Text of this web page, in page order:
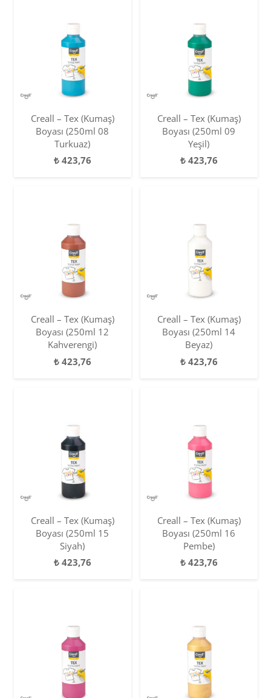
Creall – Tex (Kumaş)
Boyası (250ml 08
Turkuaz)
₺423,76
Creall – Tex (Kumaş)
Boyası (250ml 09
Yeşil)
₺423,76
Creall – Tex (Kumaş)
Boyası (250ml 12
Kahverengi)
₺423,76
Creall – Tex (Kumaş)
Boyası (250ml 14
Beyaz)
₺423,76
Creall – Tex (Kumaş)
Boyası (250ml 15
Siyah)
₺423,76
Creall – Tex (Kumaş)
Boyası (250ml 16
Pembe)
₺423,76